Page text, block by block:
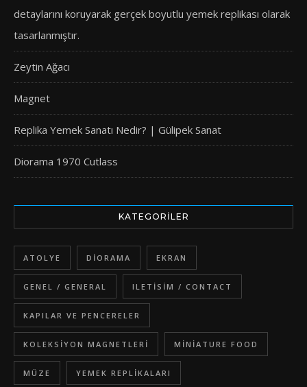
detaylarını koruyarak gerçek boyutlu yemek replikası olarak
tasarlanmıştır.
Zeytin Ağacı
Magnet
Replika Yemek Sanatı Nedir? | Gülipek Sanat
Diorama 1970 Cutlass
KATEGORILER
ATOLYE DIORAMA EKRAN
GENEL / GENERAL ILETISIM / CONTACT
KAPILAR VE PENCERELER
KOLEKSIYON MAGNETLERI MINIATURE FOOD
MÜZE YEMEK REPLIKALARI